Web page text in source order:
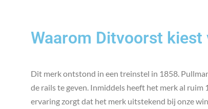
Waarom Ditvoorst
Dit merk ontstond in een treinstel in 1858.
de rails te geven. Inmiddels heeft het merk al
ervaring zorgt dat het merk uitstekend bij onze